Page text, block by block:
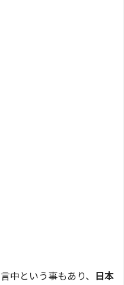
中という事もあり、 日本